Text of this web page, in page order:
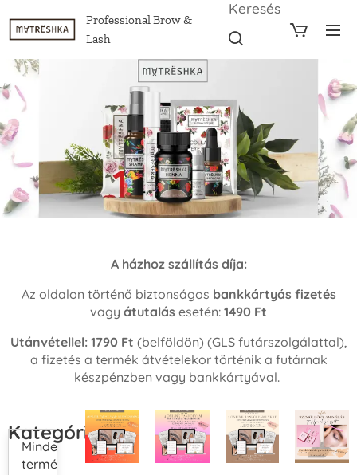
Professional Brow &
Lash
Keresés
A házhoz szállítás díja:
Az oldalon történő biztonságos bankkártyás fizetés
vagy átutalás esetén: 1490 Ft
Utánvétellel: 1790 Ft (belföldön) (GLS futárszolgálattal),
a fizetés a termék átvételekor történik a futárnak
készpénzben vagy bankkártyával.
Kategóriák
Minden
termék